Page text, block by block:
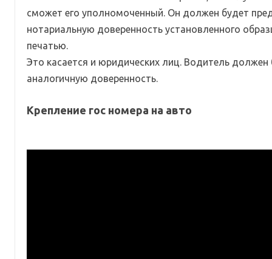
сможет его уполномоченный. Он должен будет
нотариальную доверенность установленного
печатью.
Это касается и юридических лиц. Водитель должен
аналогичную доверенность.
Крепление гос номера на авто